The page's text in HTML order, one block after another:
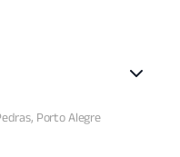
Porto Alegre